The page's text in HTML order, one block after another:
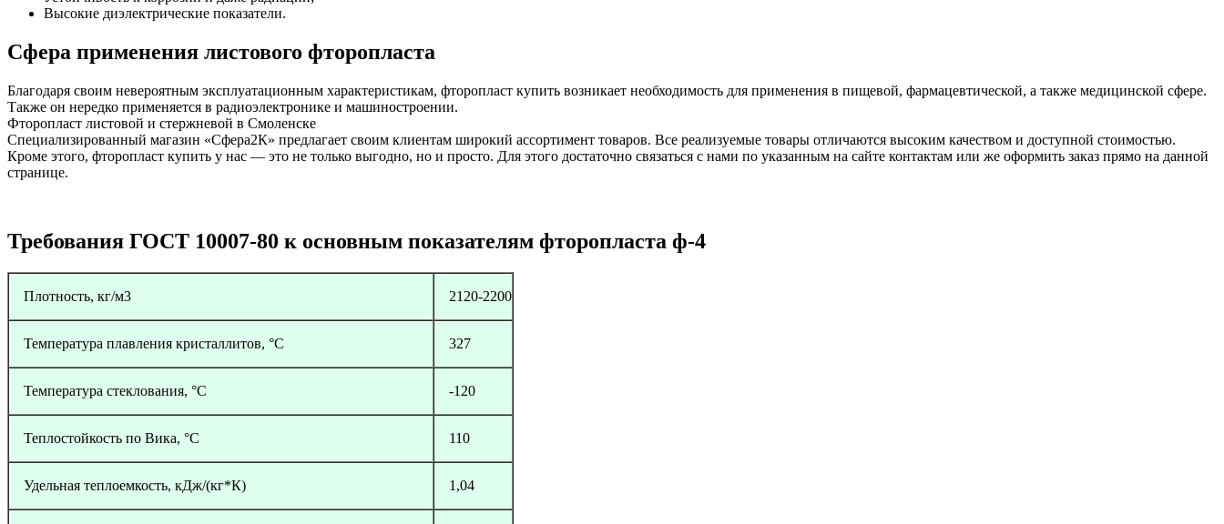
Высокие диэлектрические показатели.
Сфера применения листового фторопласта
Благодаря своим невероятным эксплуатационным характеристикам, фторопласт купить возникает необходимость для применения в пищевой, фармацевтической, а также медицинской сфере.
Также он нередко применяется в радиоэлектронике и машиностроении.
Фторопласт листовой и стержневой в Смоленске
Специализированный магазин «Сфера2К» предлагает своим клиентам широкий ассортимент товаров. Все реализуемые товары отличаются высоким качеством и доступной стоимостью.
Кроме этого, фторопласт купить у нас — это не только выгодно, но и просто. Для этого достаточно связаться с нами по указанным на сайте контактам или же оформить заказ прямо на данной
странице.
Требования ГОСТ 10007-80 к основным показателям фторопласта ф-4
Плотность, кг/м3 2120-2200
Температура плавления кристаллитов, °С 327
Температура стеклования, °С -120
Теплостойкость по Вика, °С 110
Удельная теплоемкость, кДж/(кг*К) 1,04